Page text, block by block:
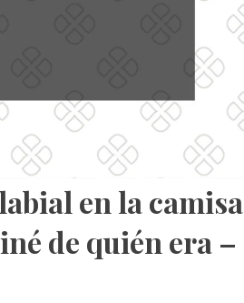
en la camisa
de quién era –